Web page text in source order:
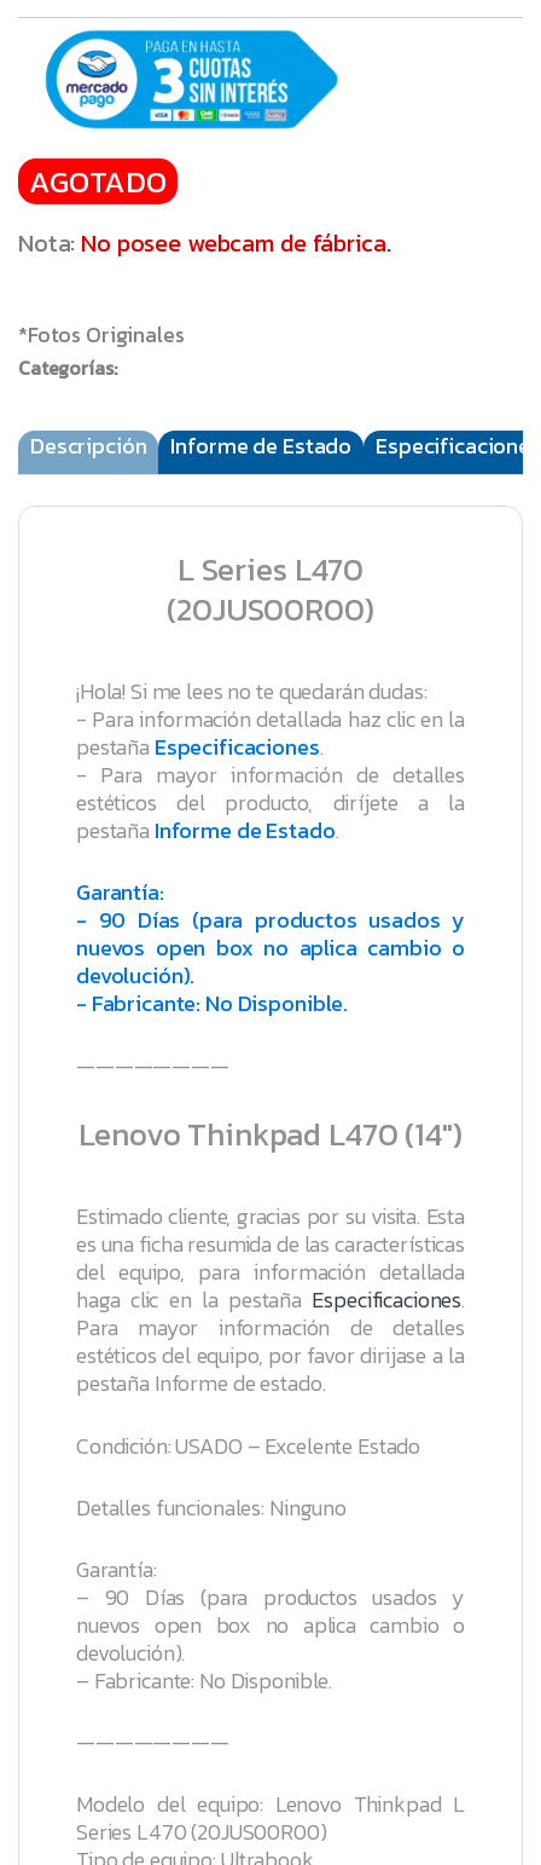
AGOTADO
Nota: No posee webcam de fábrica.
*Fotos Originales
Categorías:
Descripción Informe de Estado Especificaciones
L Series L470
(20JUS00R00)
¡Hola! Si me lees no te quedarán dudas:
- Para información detallada haz clic en la
pestaña Especificaciones.
- Para mayor información de detalles
estéticos del producto, diríjete a la
pestaña Informe de Estado.
Garantía:
- 90 Días (para productos usados y
nuevos open box no aplica cambio o
devolución).
- Fabricante: No Disponible.
————————
Lenovo Thinkpad L470 (14″)
Estimado cliente, gracias por su visita. Esta
es una ficha resumida de las características
del equipo, para información detallada
haga clic en la pestaña Especificaciones.
Para mayor información de detalles
estéticos del equipo, por favor dirijase a la
pestaña Informe de estado.
Condición: USADO – Excelente Estado
Detalles funcionales: Ninguno
Garantía:
– 90 Días (para productos usados y
nuevos open box no aplica cambio o
devolución).
– Fabricante: No Disponible.
————————
Modelo del equipo: Lenovo Thinkpad L
Series L470 (20JUS00R00)